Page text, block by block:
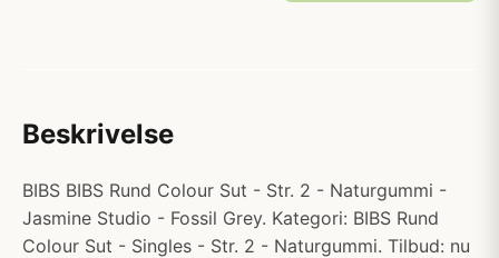
Beskrivelse
BIBS BIBS Rund Colour Sut - Str. 2 - Naturgummi -
Jasmine Studio - Fossil Grey. Kategori: BIBS Rund
Colour Sut - Singles - Str. 2 - Naturgummi. Tilbud: nu